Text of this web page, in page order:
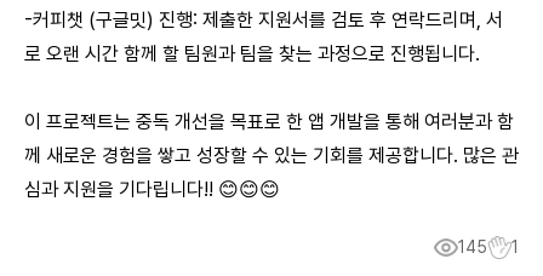
-커피챗 (구글밋) 진행: 제출한 지원서를 검토 후 연락드리며, 서
로 오랜 시간 함께 할 팀원과 팀을 찾는 과정으로 진행됩니다.
이 프로젝트는 중독 개선을 목표로 한 앱 개발을 통해 여러분과 함
께 새로운 경험을 쌓고 성장할 수 있는 기회를 제공합니다. 많은 관
심과 지원을 기다립니다!! 😊😊😊
145 1